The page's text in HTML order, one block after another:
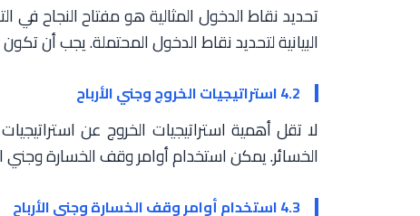
تحديد نقاط الدخول المثالية هو مفتاح النجاح في
البيانية لتحديد نقاط الدخول المحتملة. يجب أن
4.2 استراتيجيات الخروج وجني الأرباح
لا تقل أهمية استراتيجيات الخروج عن
الخسائر. يمكن استخدام أوامر وقف الخسارة وجني
4.3 استخدام أوامر وقف الخسارة وجني الأرباح